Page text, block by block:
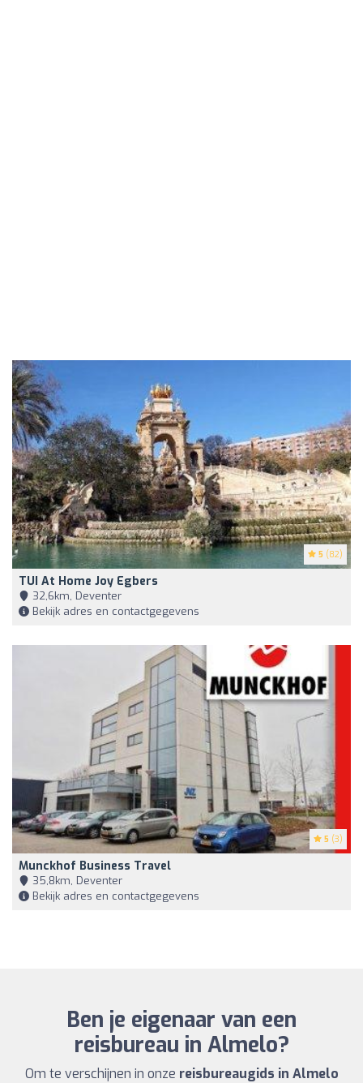
5 (82)
TUI At Home Joy Egbers
32,6km, Deventer
Bekijk adres en contactgegevens
5 (3)
Munckhof Business Travel
35,8km, Deventer
Bekijk adres en contactgegevens
Ben je eigenaar van een
reisbureau in Almelo?
Om te verschijnen in onze reisbureaugids in Almelo